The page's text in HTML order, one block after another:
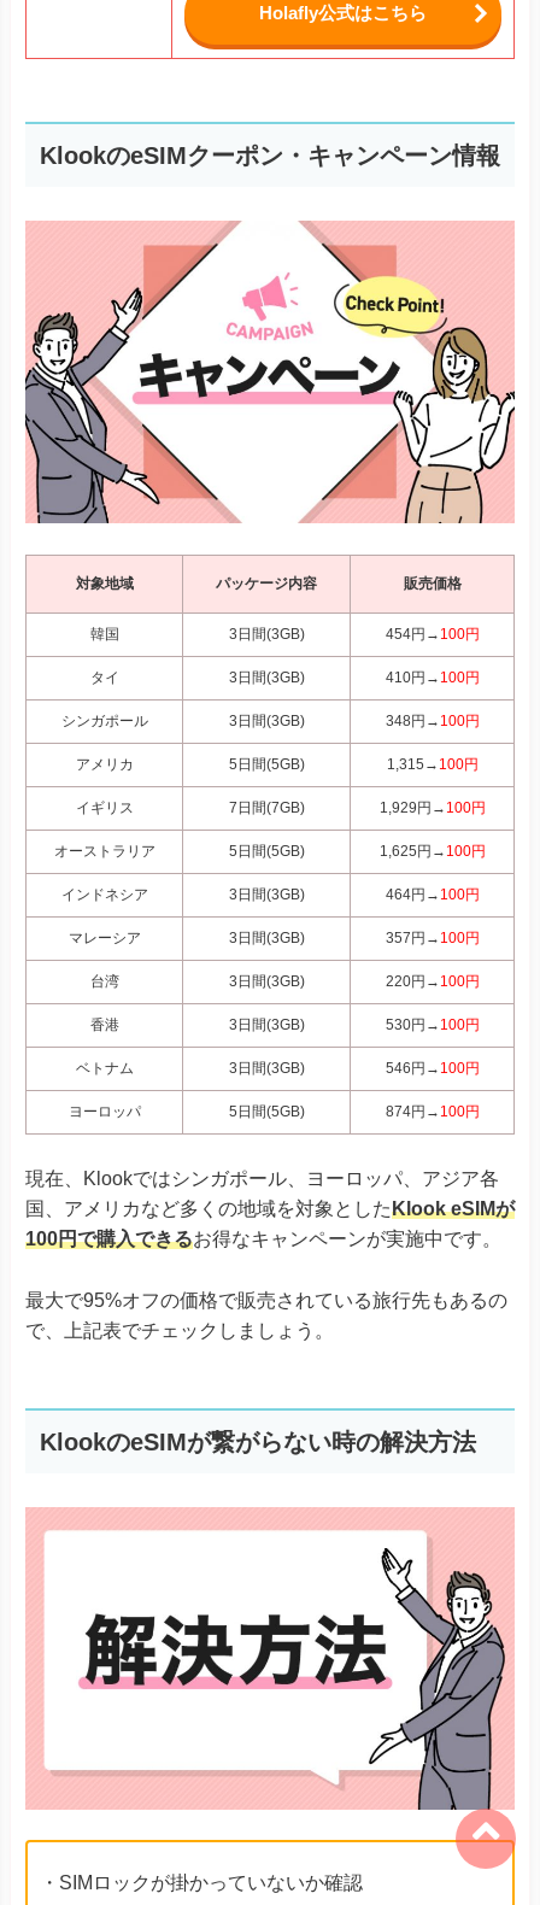
Holafly公式はこちら
KlookのeSIMクーポン・キャンペーン情報
対象地域 パッケージ内容 販売価格
韓国 3日間(3GB) 454円→ 100円
タイ 3日間(3GB) 410円→ 100円
シンガポール 3日間(3GB) 348円→ 100円
アメリカ 5日間(5GB) 1,315→ 100円
イギリス 7日間(7GB) 1,929円→ 100円
オーストラリア 5日間(5GB) 1,625円→ 100円
インドネシア 3日間(3GB) 464円→ 100円
マレーシア 3日間(3GB) 357円→ 100円
台湾 3日間(3GB) 220円→ 100円
香港 3日間(3GB) 530円→ 100円
ベトナム 3日間(3GB) 546円→ 100円
ヨーロッパ 5日間(5GB) 874円→ 100円
現在、Klookではシンガポール、ヨーロッパ、アジア各
国、アメリカなど多くの地域を対象としたKlook eSIMが
100円で購入できるお得なキャンペーンが実施中です。
最大で95%オフの価格で販売されている旅行先もあるの
で、上記表でチェックしましょう。
KlookのeSIMが繋がらない時の解決方法
・SIMロックが掛かっていないか確認